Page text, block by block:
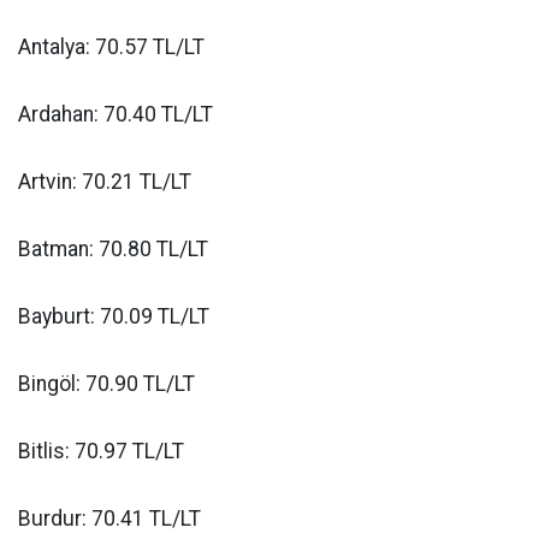
Antalya: 70.57 TL/LT
Ardahan: 70.40 TL/LT
Artvin: 70.21 TL/LT
Batman: 70.80 TL/LT
Bayburt: 70.09 TL/LT
Bingöl: 70.90 TL/LT
Bitlis: 70.97 TL/LT
Burdur: 70.41 TL/LT